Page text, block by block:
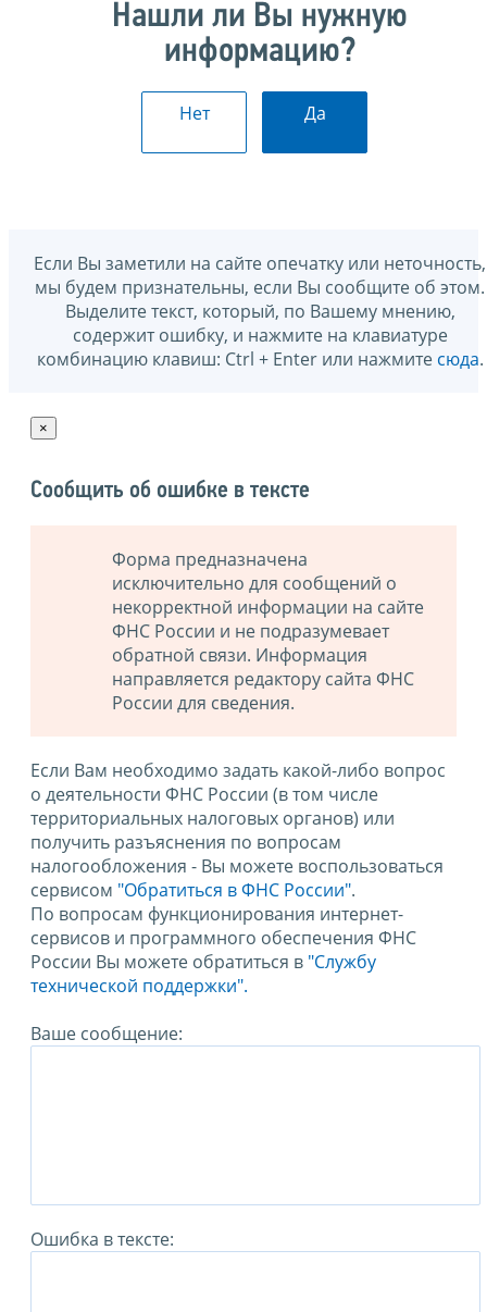
Нашли ли Вы нужную
информацию?
Нет Да
Если Вы заметили на сайте опечатку или неточность,
мы будем признательны, если Вы сообщите об этом.
Выделите текст, который, по Вашему мнению,
содержит ошибку, и нажмите на клавиатуре
комбинацию клавиш: Ctrl + Enter или нажмите сюда.
×
Сообщить об ошибке в тексте
Форма предназначена
исключительно для сообщений о
некорректной информации на сайте
ФНС России и не подразумевает
обратной связи. Информация
направляется редактору сайта ФНС
России для сведения.
Если Вам необходимо задать какой-либо вопрос
о деятельности ФНС России (в том числе
территориальных налоговых органов) или
получить разъяснения по вопросам
налогообложения - Вы можете воспользоваться
сервисом "Обратиться в ФНС России".
По вопросам функционирования интернет-
сервисов и программного обеспечения ФНС
России Вы можете обратиться в "Службу
технической поддержки".
Ваше сообщение:
Ошибка в тексте: